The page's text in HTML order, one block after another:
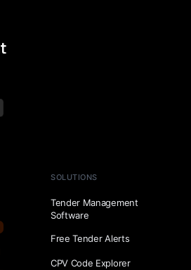
SOLUTIONS
Tender Management
Software
Free Tender Alerts
CPV Code Explorer